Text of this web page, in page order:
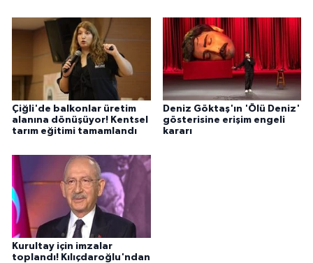
Çiğli'de balkonlar üretim
alanına dönüşüyor! Kentsel
tarım eğitimi tamamlandı
Deniz Göktaş'ın 'Ölü Deniz'
gösterisine erişim engeli
kararı
Kurultay için imzalar
toplandı! Kılıçdaroğlu'ndan